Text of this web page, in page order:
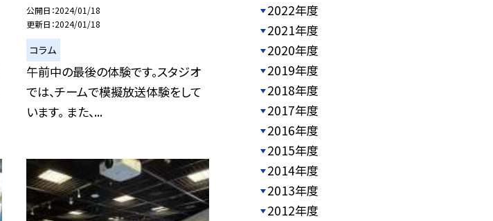
公開日 2024/01/18
更新日 2024/01/18
コラム
午前中の最後の体験です。スタジオ
では、チームで模擬放送体験をして
います。 また、...
2022年度
2021年度
2020年度
2019年度
2018年度
2017年度
2016年度
2015年度
2014年度
2013年度
2012年度